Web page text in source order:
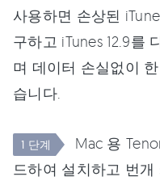
사용하면 손상된
구하고 iTunes 12.9를
며 데이터 손실없이
습니다.
1 단계
Mac 용
드하여 설치하고 번